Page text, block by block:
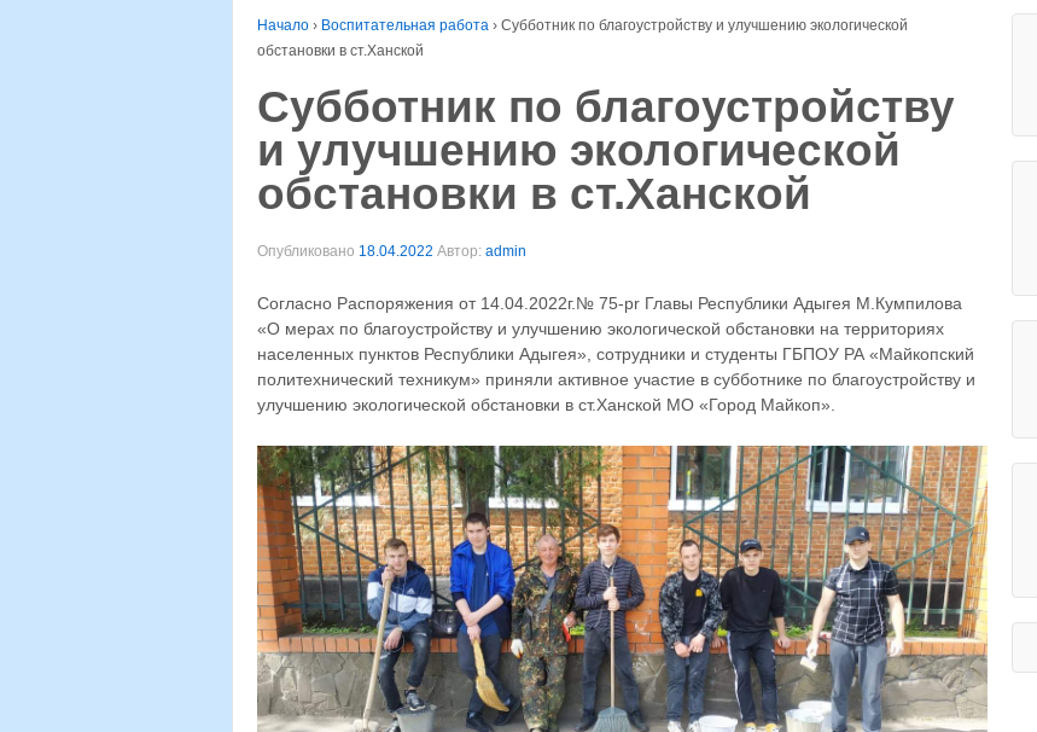
Начало › Воспитательная работа › Субботник по благоустройству и улучшению экологической
обстановки в ст.Ханской
Субботник по благоустройству
и улучшению экологической
обстановки в ст.Ханской
Опубликовано 18.04.2022 Автор: admin
Согласно Распоряжения от 14.04.2022г.№ 75-pr Главы Республики Адыгея М.Кумпилова
«О мерах по благоустройству и улучшению экологической обстановки на территориях
населенных пунктов Республики Адыгея», сотрудники и студенты ГБПОУ РА «Майкопский
политехнический техникум» приняли активное участие в субботнике по благоустройству и
улучшению экологической обстановки в ст.Ханской МО «Город Майкоп».